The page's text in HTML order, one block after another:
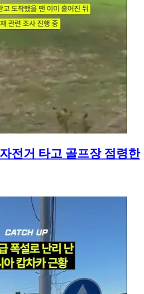
전거 타고 골프장 점령한